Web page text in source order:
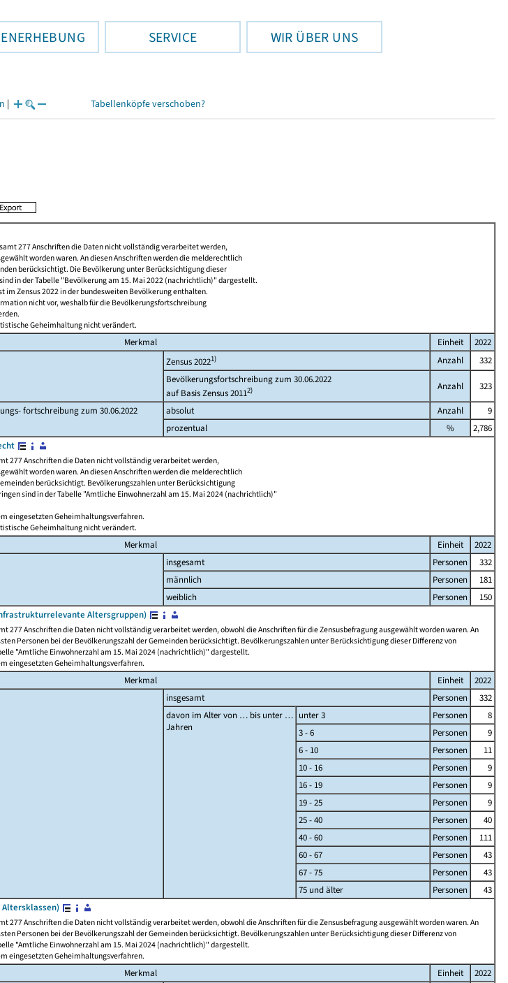
SERVICE WIR ÜBER UNS
| Tabellenköpfe verschoben?
277 Anschriften die Daten nicht vollständig verarbeitet werden,
worden waren. An diesen Anschriften werden die melderechtlich
berücksichtigt. Die Bevölkerung unter Berücksichtigung dieser
in der Tabelle "Bevölkerung am 15. Mai 2022 (nachrichtlich)" dargestellt.
im Zensus 2022 in der bundesweiten Bevölkerung enthalten.
nicht vor, weshalb für die Bevölkerungsfortschreibung
Geheimhaltung nicht verändert.
Merkmal Einheit
2022
Zensus 20221) Anzahl
332
Bevölkerungsfortschreibung zum 30.06.2022
auf Basis Zensus 20112) Anzahl 323
fortschreibung zum 30.06.2022
absolut Anzahl
9
prozentual
%
2,786
277 Anschriften die Daten nicht vollständig verarbeitet werden,
worden waren. An diesen Anschriften werden die melderechtlich
berücksichtigt. Bevölkerungszahlen unter Berücksichtigung
sind in der Tabelle "Amtliche Einwohnerzahl am 15. Mai 2024 (nachrichtlich)"
eingesetzten Geheimhaltungsverfahren.
Geheimhaltung nicht verändert.
Merkmal Einheit
2022
insgesamt Personen
332
männlich
Personen
181
weiblich
Personen
150
Altersgruppen)
277 Anschriften die Daten nicht vollständig verarbeitet werden, obwohl die Anschriften für die Zensusbefragung ausgewählt worden waren. An
Personen bei der Bevölkerungszahl der Gemeinden berücksichtigt. Bevölkerungszahlen unter Berücksichtigung dieser Differenz von
"Amtliche Einwohnerzahl am 15. Mai 2024 (nachrichtlich)" dargestellt.
eingesetzten Geheimhaltungsverfahren.
Merkmal Einheit
2022
insgesamt Personen
332
davon im Alter von … bis unter …
Jahren
unter 3 Personen
8
3 - 6
Personen
9
6 - 10
Personen
11
10 - 16
Personen
9
16 - 19
Personen
9
19 - 25
Personen
9
25 - 40
Personen
40
40 - 60
Personen
111
60 - 67
Personen
43
67 - 75
Personen
43
75 und älter
Personen
43
Altersklassen)
277 Anschriften die Daten nicht vollständig verarbeitet werden, obwohl die Anschriften für die Zensusbefragung ausgewählt worden waren. An
Personen bei der Bevölkerungszahl der Gemeinden berücksichtigt. Bevölkerungszahlen unter Berücksichtigung dieser Differenz von
"Amtliche Einwohnerzahl am 15. Mai 2024 (nachrichtlich)" dargestellt.
eingesetzten Geheimhaltungsverfahren.
Merkmal Einheit
2022